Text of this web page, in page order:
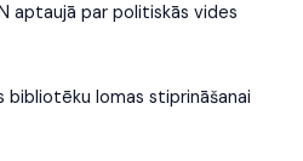
aptaujā par politiskās vides
bibliotēku lomas stiprināšanai